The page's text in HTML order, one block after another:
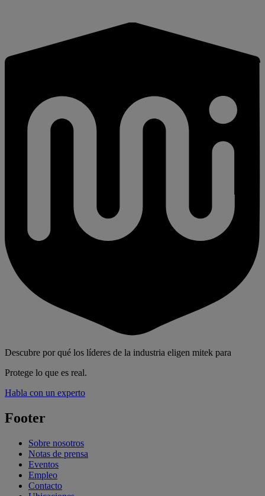
Descubre por qué los líderes de la industria eligen mitek para
Protege lo que es real.
Habla con un experto
Footer
Sobre nosotros
Notas de prensa
Eventos
Empleo
Contacto